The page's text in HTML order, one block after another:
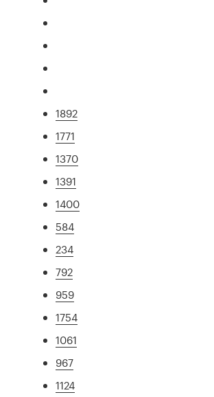
1892
1771
1370
1391
1400
584
234
792
959
1754
1061
967
1124